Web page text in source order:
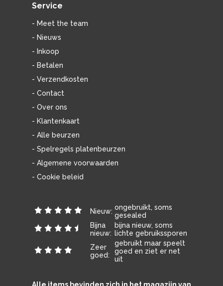
Service
- Meet the team
- Nieuws
- Inkoop
- Betalen
- Verzendkosten
- Contact
- Over ons
- Klantenkaart
- Alle beurzen
- Spelregels platenbeurzen
- Algemene voorwaarden
- Cookie beleid
Nieuw: ongebruikt, soms
gesealed
Bijna
nieuw:
bijna nieuw, soms
lichte gebruikssporen
Zeer
goed:
gebruikt maar speelt
goed en ziet er net
uit